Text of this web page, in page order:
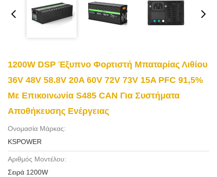
1200W DSP Έξυπνο Φορτιστή Μπαταρίας Λιθίου
36V 48V 58.8V 20A 60V 72V 73V 15A PFC 91,5%
Με Επικοινωνία S485 CAN Για Συστήματα
Αποθήκευσης Ενέργειας
Ονομασία Μάρκας:
KSPOWER
Αριθμός Μοντέλου:
Σειρά 1200W